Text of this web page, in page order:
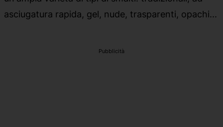
asciugatura rapida, gel, nude, trasparenti, opachi...
Pubblicità